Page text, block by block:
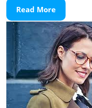
Read MoreRead
More